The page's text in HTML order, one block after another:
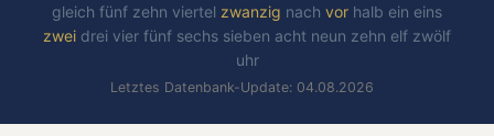
gleich fünf zehn viertel zwanzig nach vor halb ein eins
zwei drei vier fünf sechs sieben acht neun zehn elf zwölf
uhr
Letztes Datenbank-Update: 04.08.2026